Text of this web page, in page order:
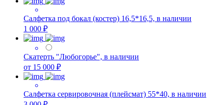
Салфетка под бокал (костер) 16,5*16,5, в наличии
1 000 ₽
Скатерть "Любогорье", в наличии
от 15 000 ₽
Салфетка сервировочная (плейсмат) 55*40, в наличии